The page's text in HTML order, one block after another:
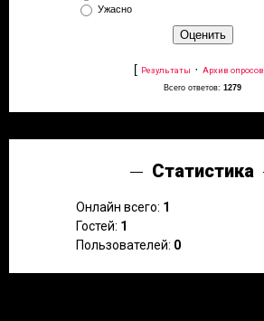
Ужасно
[ Результаты · Архив опросов
Всего ответов: 1279
Статистика
Онлайн всего: 1
Гостей: 1
Пользователей: 0